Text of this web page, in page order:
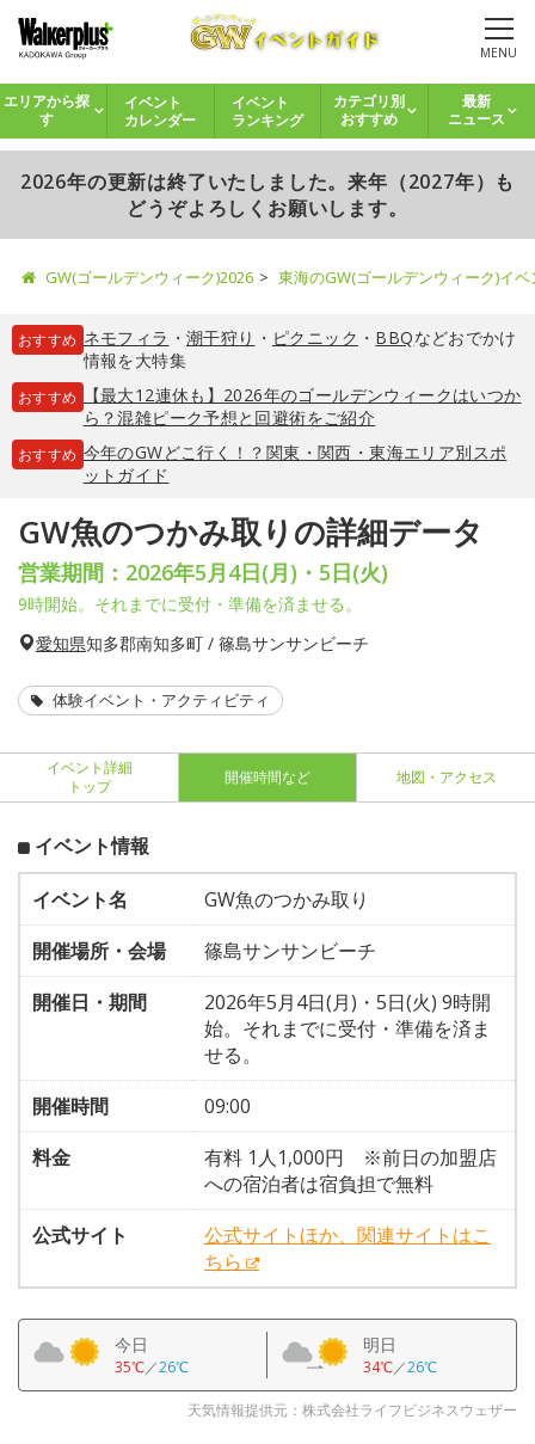
MENU
エリアから探
す
イベント
カレンダー
イベント
ランキング
カテゴリ別
おすすめ
最新
ニュース
2026年の更新は終了いたしました。来年（2027年）も
どうぞよろしくお願いします。
GW(ゴールデンウィーク)2026 東海のGW(ゴールデンウィーク)イ
おすすめ ネモフィラ ・ 潮干狩り ・ ピクニック ・ BBQなどおでかけ
情報を大特集
おすすめ
【最大12連休も】2026年のゴールデンウィークはいつか
ら？混雑ピーク予想と回避術をご紹介
おすすめ 今年のGWどこ行く！？関東・関西・東海エリア別スポ
ットガイド
GW魚のつかみ取りの詳細データ
営業期間：2026年5月4日(月)・5日(火)
9時開始。それまでに受付・準備を済ませる。
愛知県知多郡南知多町 / 篠島サンサンビーチ
体験イベント・アクティビティ
イベント詳細
トップ
開催時間など 地図・アクセス
イベント情報
イベント名
GW魚のつかみ取り
開催場所・会場
篠島サンサンビーチ
開催日・期間
2026年5月4日(月)・5日(火) 9時開
始。それまでに受付・準備を済ま
せる。
開催時間
09:00
料金
有料 1人1,000円 ※前日の加盟店
への宿泊者は宿負担で無料
公式サイト
公式サイトほか、関連サイトはこ
ちら
今日
35℃／26℃
明日
34℃／26℃
天気情報提供元：株式会社ライフビジネスウェザー